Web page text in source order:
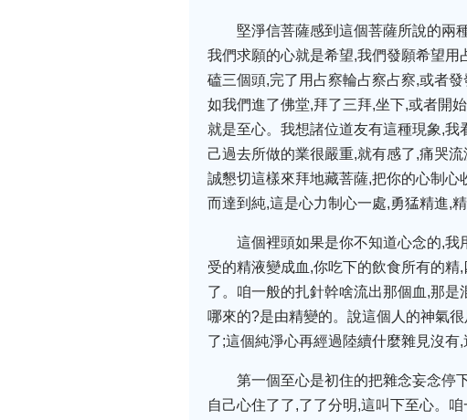
堅淨信菩薩感到這個菩薩所說的兩
我們求願的心就是希望,我們發願希望
磕三個頭,完了用占察輪占察占察,或者
如我們進了佛堂,拜了三拜,坐下,或者開
就是至心。我想諸位道友有這種現象,
己過去所做的業很嚴重,就有感了,痛哭
誠懇切這樣來拜地藏菩薩,把你的心制
而達到純,這是心力制心一處,勇猛精進,精
這個裡頭如果是你不知道心念的,
受的精液變成血,你吃下的飲食所有的
了。咱一般的扎針幹啥流出那個血,那
哪來的?是由精變的。說這個人的神氣
了;這個純淨心再經過陸續什麼雜見沒有
第一個至心是初住的把雜念妄念停
自己心住了了,了了分明,這叫下至心。